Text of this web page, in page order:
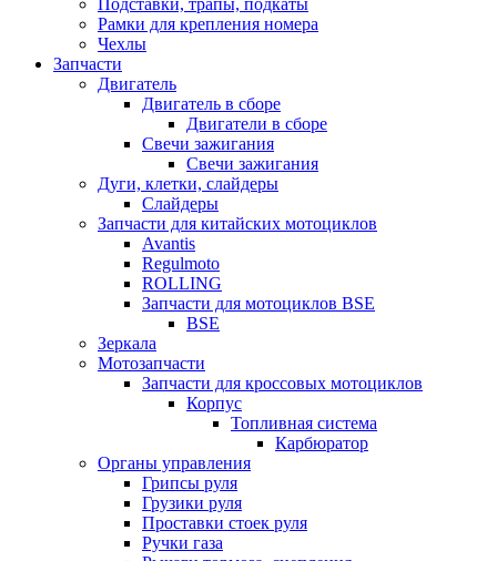
Подставки, трапы, подкаты
Рамки для крепления номера
Чехлы
Запчасти
Двигатель
Двигатель в сборе
Двигатели в сборе
Свечи зажигания
Свечи зажигания
Дуги, клетки, слайдеры
Слайдеры
Запчасти для китайских мотоциклов
Avantis
Regulmoto
ROLLING
Запчасти для мотоциклов BSE
BSE
Зеркала
Мотозапчасти
Запчасти для кроссовых мотоциклов
Корпус
Топливная система
Карбюратор
Органы управления
Грипсы руля
Грузики руля
Проставки стоек руля
Ручки газа